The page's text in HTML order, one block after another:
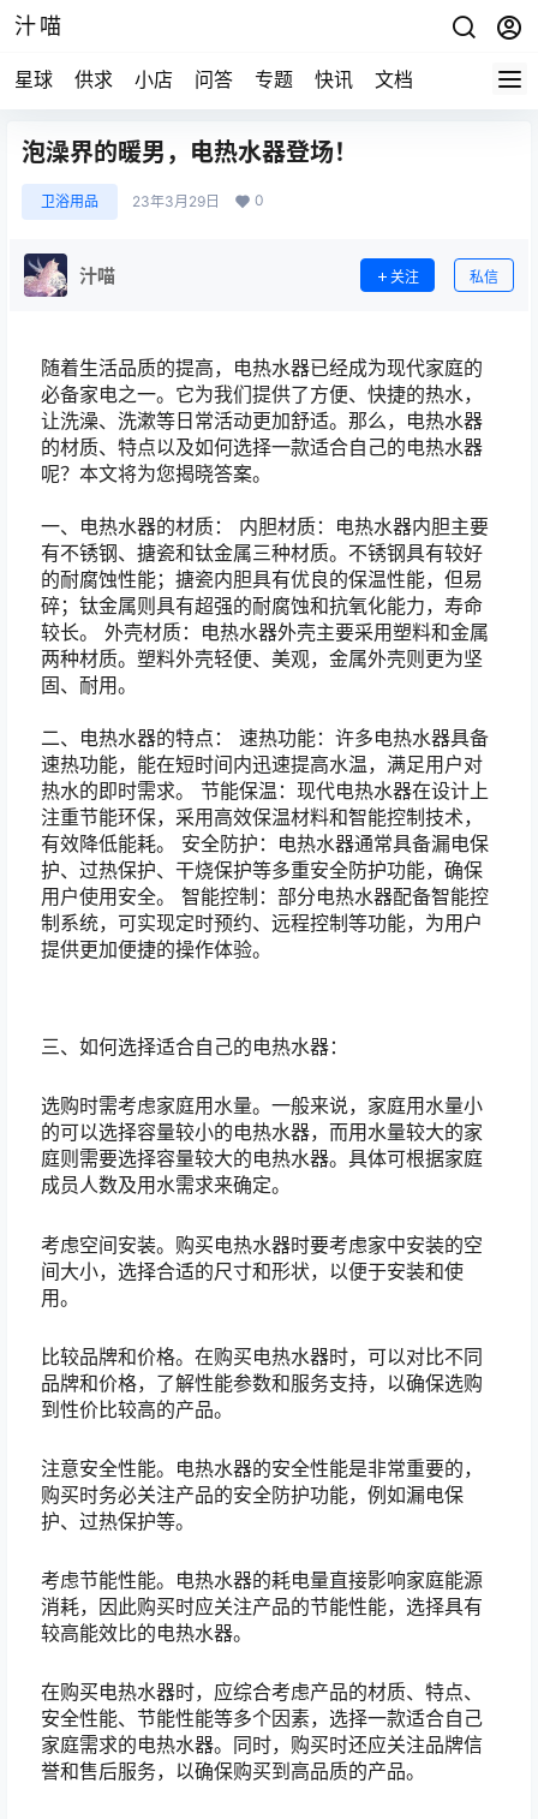
汁喵
星球 供求 小店 问答 专题 快讯 文档
泡澡界的暖男，电热水器登场！
卫浴用品 23年3月29日 0
汁喵 关注 私信
随着生活品质的提高，电热水器已经成为现代家庭的
必备家电之一。它为我们提供了方便、快捷的热水，
让洗澡、洗漱等日常活动更加舒适。那么，电热水器
的材质、特点以及如何选择一款适合自己的电热水器
呢？本文将为您揭晓答案。
一、电热水器的材质： 内胆材质：电热水器内胆主要
有不锈钢、搪瓷和钛金属三种材质。不锈钢具有较好
的耐腐蚀性能；搪瓷内胆具有优良的保温性能，但易
碎；钛金属则具有超强的耐腐蚀和抗氧化能力，寿命
较长。 外壳材质：电热水器外壳主要采用塑料和金属
两种材质。塑料外壳轻便、美观，金属外壳则更为坚
固、耐用。
二、电热水器的特点： 速热功能：许多电热水器具备
速热功能，能在短时间内迅速提高水温，满足用户对
热水的即时需求。 节能保温：现代电热水器在设计上
注重节能环保，采用高效保温材料和智能控制技术，
有效降低能耗。 安全防护：电热水器通常具备漏电保
护、过热保护、干烧保护等多重安全防护功能，确保
用户使用安全。 智能控制：部分电热水器配备智能控
制系统，可实现定时预约、远程控制等功能，为用户
提供更加便捷的操作体验。
三、如何选择适合自己的电热水器：
选购时需考虑家庭用水量。一般来说，家庭用水量小
的可以选择容量较小的电热水器，而用水量较大的家
庭则需要选择容量较大的电热水器。具体可根据家庭
成员人数及用水需求来确定。
考虑空间安装。购买电热水器时要考虑家中安装的空
间大小，选择合适的尺寸和形状，以便于安装和使
用。
比较品牌和价格。在购买电热水器时，可以对比不同
品牌和价格，了解性能参数和服务支持，以确保选购
到性价比较高的产品。
注意安全性能。电热水器的安全性能是非常重要的，
购买时务必关注产品的安全防护功能，例如漏电保
护、过热保护等。
考虑节能性能。电热水器的耗电量直接影响家庭能源
消耗，因此购买时应关注产品的节能性能，选择具有
较高能效比的电热水器。
在购买电热水器时，应综合考虑产品的材质、特点、
安全性能、节能性能等多个因素，选择一款适合自己
家庭需求的电热水器。同时，购买时还应关注品牌信
誉和售后服务，以确保购买到高品质的产品。